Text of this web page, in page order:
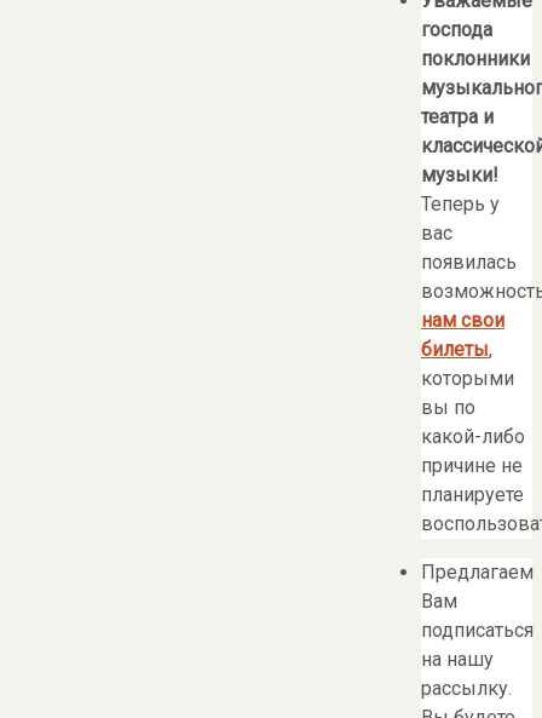
господа
поклонники
театра и
музыки!
Теперь у
вас
появилась
нам свои
билеты,
которыми
вы по
какой-либо
причине не
планируете
Предлагаем
Вам
подписаться
на нашу
рассылку.